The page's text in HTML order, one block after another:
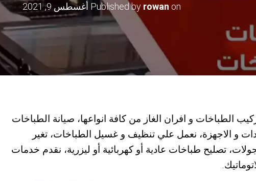
Published by rowan on أغسطس 9, 2021
الطباخات و افران الغاز من كافة انواعها، صيانة الطباخات
و الاجهزة، نعمل علي تنظيف و غسيل الطباخات، تغير
تصليح طباخات عادية أو كهربائية أو ليزرية، نقدم خدمات